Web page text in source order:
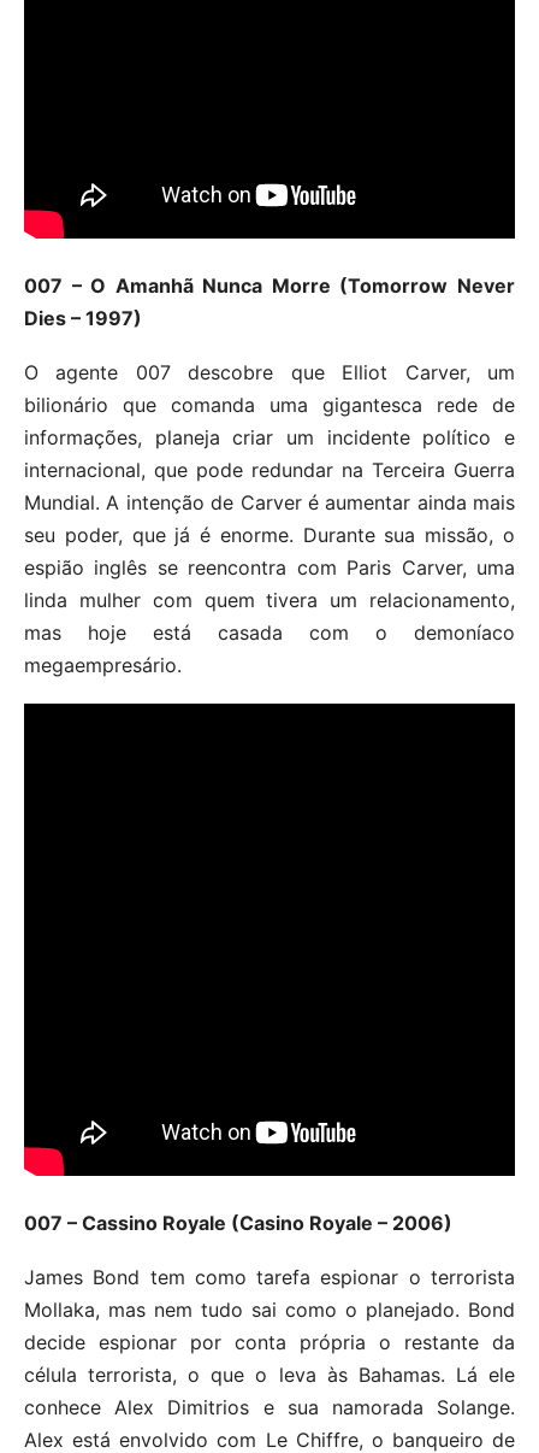
007 – O Amanhã Nunca Morre (Tomorrow Never
Dies – 1997)
O agente 007 descobre que Elliot Carver, um
bilionário que comanda uma gigantesca rede de
informações, planeja criar um incidente político e
internacional, que pode redundar na Terceira Guerra
Mundial. A intenção de Carver é aumentar ainda mais
seu poder, que já é enorme. Durante sua missão, o
espião inglês se reencontra com Paris Carver, uma
linda mulher com quem tivera um relacionamento,
mas hoje está casada com o demoníaco
megaempresário.
007 – Cassino Royale (Casino Royale – 2006)
James Bond tem como tarefa espionar o terrorista
Mollaka, mas nem tudo sai como o planejado. Bond
decide espionar por conta própria o restante da
célula terrorista, o que o leva às Bahamas. Lá ele
conhece Alex Dimitrios e sua namorada Solange.
Alex está envolvido com Le Chiffre, o banqueiro de